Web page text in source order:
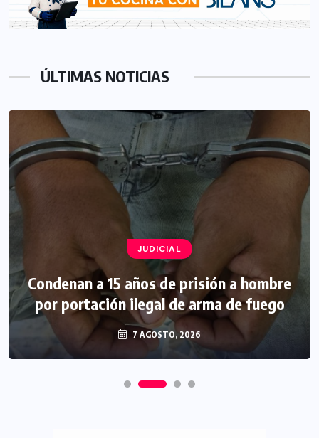
ÚLTIMAS NOTICIAS
JUDICIAL
Condenan a 15 años de prisión a hombre
por portación ilegal de arma de fuego
7 AGOSTO, 2026